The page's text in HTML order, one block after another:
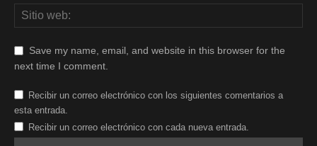
Save my name, email, and website in this browser for the
next time I comment.
Recibir un correo electrónico con los siguientes comentarios a
esta entrada.
Recibir un correo electrónico con cada nueva entrada.